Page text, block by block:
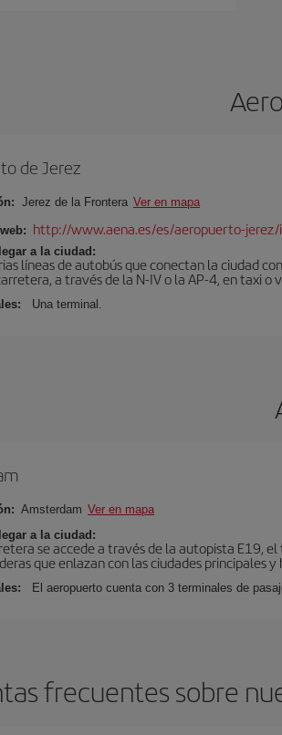
de Jerez
Jerez de la Frontera Ver en mapa
http://www.aena.es/es/aeropuerto-jerez/
a la ciudad:
líneas de autobús que conectan la ciudad
a través de la N-IV o la AP-4, en taxi o
Una terminal.
Amsterdam Ver en mapa
a la ciudad:
se accede a través de la autopista E19,
que enlazan con las ciudades principales
El aeropuerto cuenta con 3 terminales de
frecuentes sobre